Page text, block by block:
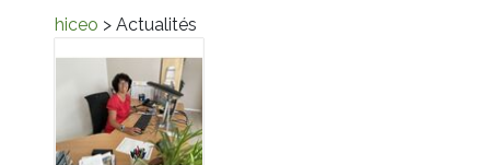
hiceo > Actualités